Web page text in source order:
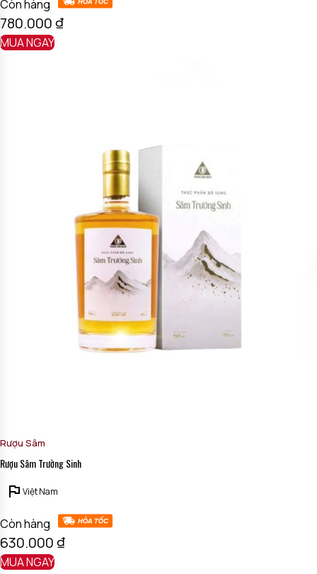
Còn hàng
780.000₫
MUA NGAY
Rượu Sâm
Rượu Sâm Trường Sinh
Việt Nam
Còn hàng
630.000₫
MUA NGAY